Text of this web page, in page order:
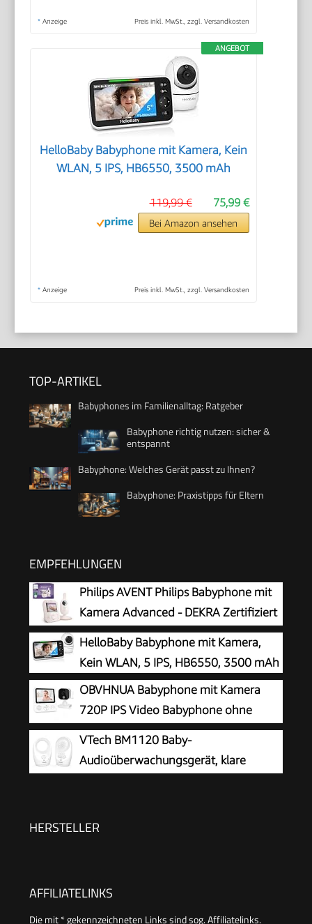
* Anzeige Preis inkl. MwSt., zzgl. Versandkosten
ANGEBOT
HelloBaby Babyphone mit Kamera, Kein
WLAN, 5 IPS, HB6550, 3500 mAh
75,99 €
119,99 €
Bei Amazon ansehen
* Anzeige Preis inkl. MwSt., zzgl. Versandkosten
TOP-ARTIKEL
Babyphones im Familienalltag: Ratgeber
Babyphone richtig nutzen: sicher &
entspannt
Babyphone: Welches Gerät passt zu Ihnen?
Babyphone: Praxistipps für Eltern
EMPFEHLUNGEN
Philips AVENT Philips Babyphone mit
Kamera Advanced - DEKRA Zertifiziert
privat und sicher - 2.8 Display, x2
Zoom, Infrarot-Nachtsicht, Schlafliedern (Model
SCD881/26)
HelloBaby Babyphone mit Kamera,
Kein WLAN, 5 IPS, HB6550, 3500 mAh
OBVHNUA Babyphone mit Kamera
720P IPS Video Babyphone ohne
WLAN mit 2000mAh Akku Digitale
Zoomfunktion Nachtsicht Temperatur-Alarm
Zwei-Wege-Audio Schlaflieder VOX-Modus
VTech BM1120 Baby-
Audioüberwachungsgerät, klare
Gürtelclip, wiederaufladbare Batterien
HERSTELLER
AFFILIATELINKS
Die mit * gekennzeichneten Links sind sog. Affiliatelinks.